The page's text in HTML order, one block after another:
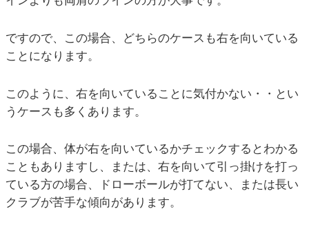
ですので、この場合、どちらのケースも右を向いている
ことになります。
このように、右を向いていることに気付かない・・とい
うケースも多くあります。
この場合、体が右を向いているかチェックするとわかる
こともありますし、または、右を向いて引っ掛けを打っ
ている方の場合、ドローボールが打てない、または長い
クラブが苦手な傾向があります。